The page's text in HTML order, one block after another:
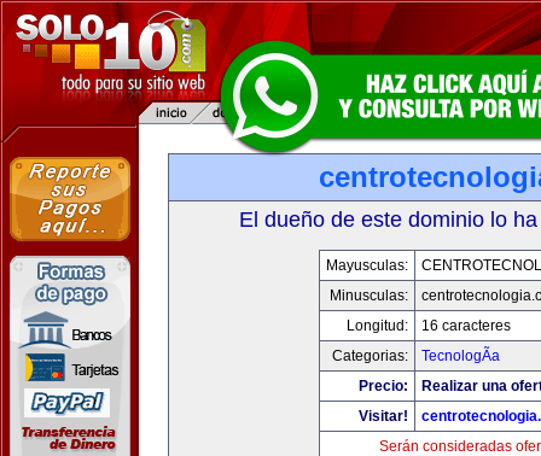
El dueño de este dominio lo
Mayusculas:
Minusculas:
Longitud:
16 caracteres
Categorias:
TecnologÃ­a
Precio:
Realizar una
Visitar!
Serán consideradas